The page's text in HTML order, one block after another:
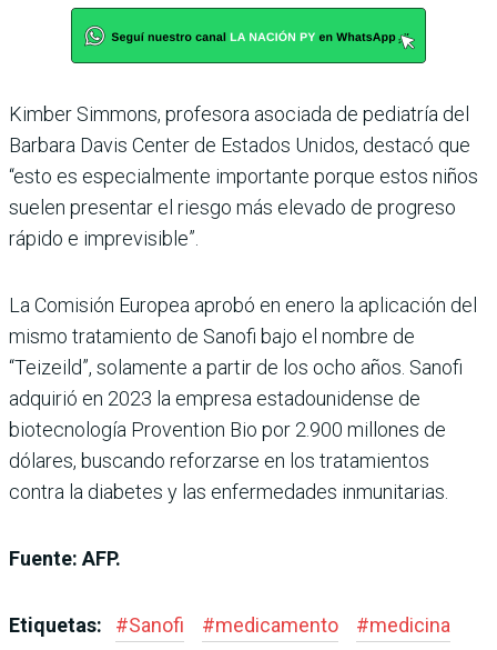
Kimber Simmons, profesora asociada de pediatría del
Barbara Davis Center de Estados Unidos, destacó que
“esto es especialmente importante porque estos niños
suelen presentar el riesgo más elevado de progreso
rápido e imprevisible”.
La Comisión Europea aprobó en enero la aplicación del
mismo tratamiento de Sanofi bajo el nombre de
“Teizeild”, solamente a partir de los ocho años. Sanofi
adquirió en 2023 la empresa estadounidense de
biotecnología Provention Bio por 2.900 millones de
dólares, buscando reforzarse en los tratamientos
contra la diabetes y las enfermedades inmunitarias.
Fuente: AFP.
Etiquetas: #Sanofi #medicamento #medicina